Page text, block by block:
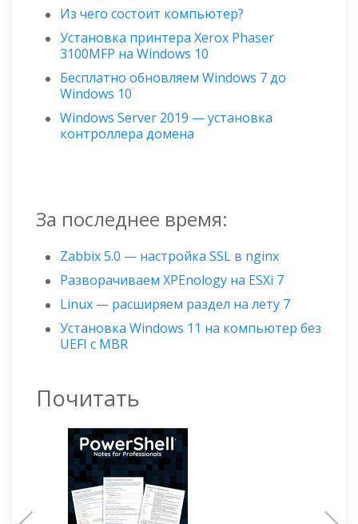
Из чего состоит компьютер?
Установка принтера Xerox Phaser
3100MFP на Windows 10
Бесплатно обновляем Windows 7 до
Windows 10
Windows Server 2019 — установка
контроллера домена
За последнее время:
Zabbix 5.0 — настройка SSL в nginx
Разворачиваем XPEnology на ESXi 7
Linux — расширяем раздел на лету 7
Установка Windows 11 на компьютер без
UEFI с MBR
Почитать